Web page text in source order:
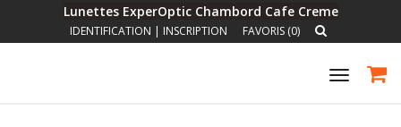
Lunettes ExperOptic Chambord Cafe Creme
IDENTIFICATION | INSCRIPTION FAVORIS (0)
Toggle